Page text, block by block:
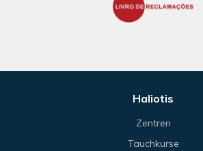
Haliotis
Zentren
Tauchkurse